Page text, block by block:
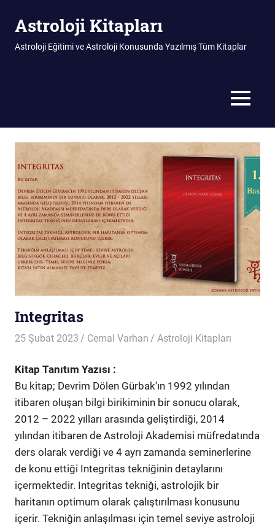
Astroloji Kitapları
Astroloji Eğitimi ve Astroloji Konusunda Yazılmış Tüm Kitaplar
MENU
Integritas
25 Şubat 2023 Cemal Varhan Astroloji Kitapları
Kitap Tanıtım Yazısı :
Bu kitap; Devrim Dölen Gürbak’ın 1992 yılından
itibaren oluşan bilgi birikiminin bir sonucu olarak,
2012 – 2022 yılları arasında geliştirdiği, 2014
yılından itibaren de Astroloji Akademisi müfredatında
ders olarak verdiği ve 4 ayrı zamanda seminerlerine
de konu ettiği Integritas tekniğinin detaylarını
içermektedir. Integritas tekniği, astrolojik bir
haritanın optimum olarak çalıştırılması konusunu
içerir. Tekniğin anlaşılması için temel seviye astroloji